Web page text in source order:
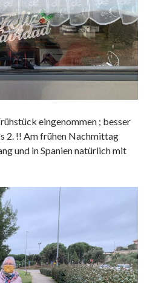
eingenommen ; besser
2. !! Am frühen Nachmittag
und in Spanien natürlich mit